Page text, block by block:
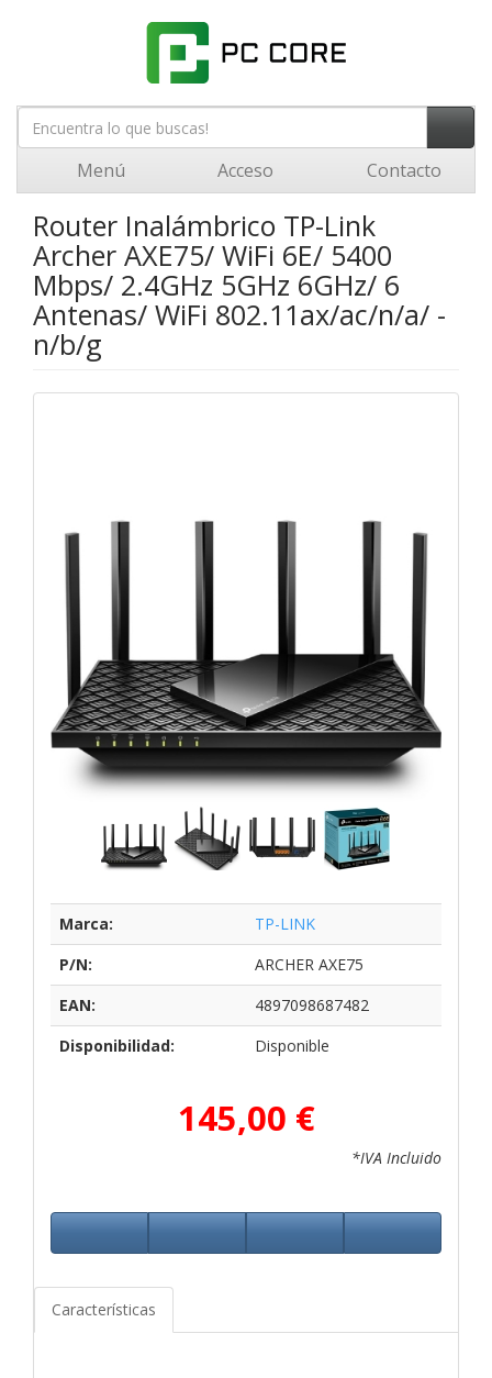
Menú Acceso Contacto
Router Inalámbrico TP-Link
Archer AXE75/ WiFi 6E/ 5400
Mbps/ 2.4GHz 5GHz 6GHz/ 6
Antenas/ WiFi 802.11ax/ac/n/a/ -
n/b/g
Marca:
TP-LINK
P/N:
ARCHER AXE75
EAN:
4897098687482
Disponibilidad:
Disponible
145,00 €
*IVA Incluido
Características